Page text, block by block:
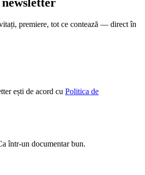
premiere, tot ce contează — direct în
ești de acord cu Politica de
într-un documentar bun.